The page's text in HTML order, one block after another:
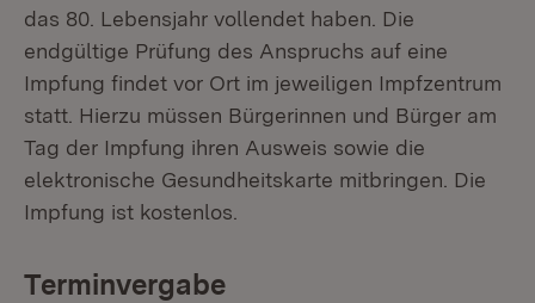
das 80. Lebensjahr vollendet haben. Die
endgültige Prüfung des Anspruchs auf eine
Impfung findet vor Ort im jeweiligen Impfzentrum
statt. Hierzu müssen Bürgerinnen und Bürger am
Tag der Impfung ihren Ausweis sowie die
elektronische Gesundheitskarte mitbringen. Die
Impfung ist kostenlos.
Terminvergabe